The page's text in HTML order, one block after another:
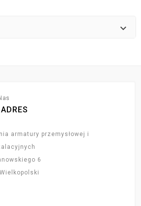

armatury przemysłowej i
6